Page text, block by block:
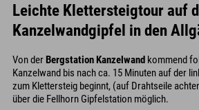
Leichte Klettersteigtour auf
Kanzelwandgipfel in den
Von derBergstation Kanzelwand kommend
Kanzelwand bis nach ca. 15 Minuten auf der
zum Klettersteig beginnt, (auf Drahtseile
über die Fellhorn Gipfelstation möglich.